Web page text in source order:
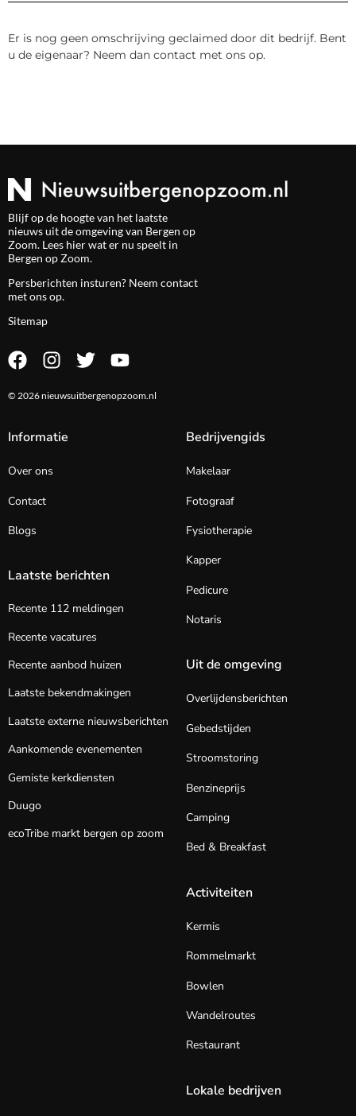
Er is nog geen omschrijving geclaimed door dit bedrijf. Bent
u de eigenaar? Neem dan contact met ons op.
Blijf op de hoogte van het laatste
nieuws uit de omgeving van Bergen op
Zoom. Lees hier wat er nu speelt in
Bergen op Zoom.
Persberichten insturen? Neem contact
met ons op.
Sitemap
© 2026 nieuwsuitbergenopzoom.nl
Informatie
Over ons
Contact
Blogs
Laatste berichten
Recente 112 meldingen
Recente vacatures
Recente aanbod huizen
Laatste bekendmakingen
Laatste externe nieuwsberichten
Aankomende evenementen
Gemiste kerkdiensten
Duugo
ecoTribe markt bergen op zoom
Bedrijvengids
Makelaar
Fotograaf
Fysiotherapie
Kapper
Pedicure
Notaris
Uit de omgeving
Overlijdensberichten
Gebedstijden
Stroomstoring
Benzineprijs
Camping
Bed & Breakfast
Activiteiten
Kermis
Rommelmarkt
Bowlen
Wandelroutes
Restaurant
Lokale bedrijven